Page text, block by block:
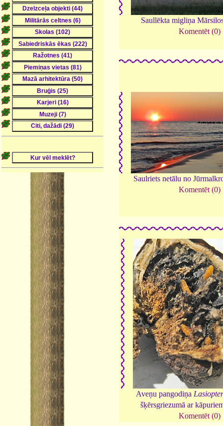
Saullēkta migliņa
Komentēt (0)
Saulriets netālu no
Komentēt (0)
Aveņu pangodiņa
šķērsgriezumā ar
Komentēt (0)